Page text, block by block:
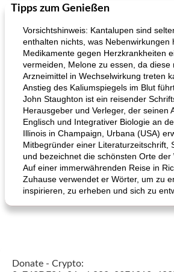
Tipps zum Genießen
Vorsichtshinweis: Kantalupen sind
enthalten nichts, was Nebenwirkungen
Medikamente gegen Herzkrankheiten
vermeiden, Melone zu essen, da diese
Arzneimittel in Wechselwirkung treten
Anstieg des Kaliumspiegels im Blut
John Staughton ist ein reisender
Herausgeber und Verleger, der seinen
Englisch und Integrativer Biologie an
Illinois in Champaign, Urbana (USA)
Mitbegründer einer Literaturzeitschrift,
und bezeichnet die schönsten Orte der
Auf einer immerwährenden Reise in
Zuhause verwendet er Wörter, um zu
inspirieren, zu erheben und sich zu
Donate - Crypto: